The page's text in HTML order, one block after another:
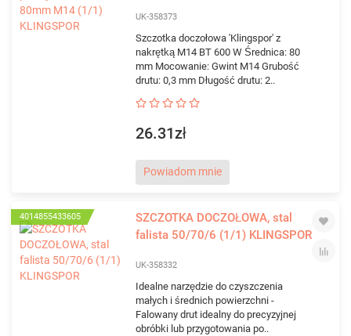
UK-358373
Szczotka doczołowa 'Klingspor' z
nakrętką M14 BT 600 W Średnica: 80
mm Mocowanie: Gwint M14 Grubość
drutu: 0,3 mm Długość drutu: 2..
26.31zł
Powiadom mnie
4014855433605
SZCZOTKA DOCZOŁOWA, stal
falista 50/70/6 (1/1) KLINGSPOR
UK-358332
Idealne narzędzie do czyszczenia
małych i średnich powierzchni -
Falowany drut idealny do precyzyjnej
obróbki lub przygotowania po..